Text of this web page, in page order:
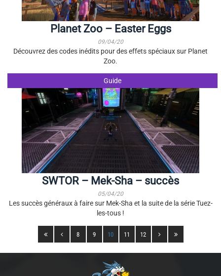
Planet Zoo – Easter Eggs
09/04/20
Découvrez des codes inédits pour des effets spéciaux sur Planet
Zoo.
Guide
SWTOR – Mek-Sha – succès
05/04/20
Les succès généraux à faire sur Mek-Sha et la suite de la série Tuez-
les-tous !
8 9 10 11 12